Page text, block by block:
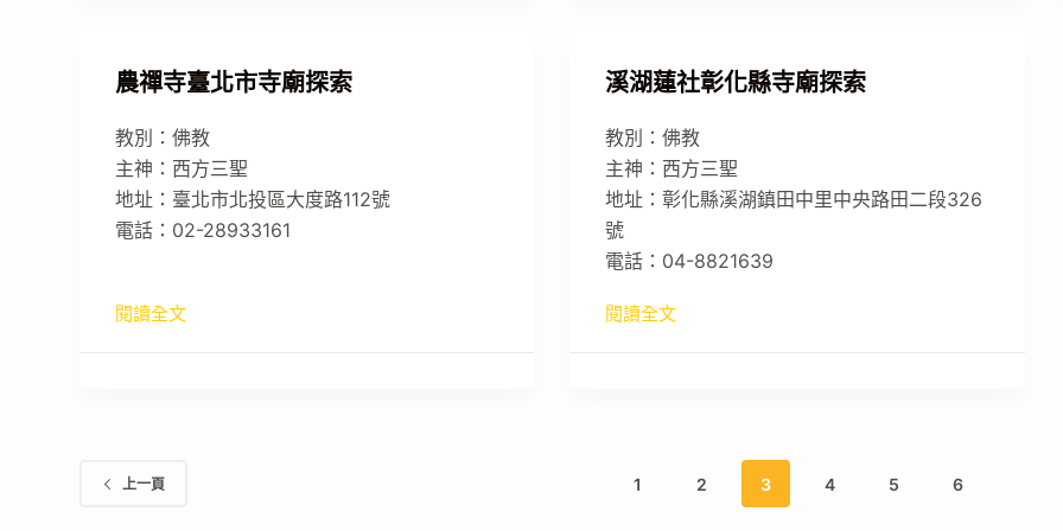
農禪寺臺北市寺廟探索
教別：佛教
主神：西方三聖
地址：臺北市北投區大度路112號
電話：02-28933161
閱讀全文
溪湖蓮社彰化縣寺廟探索
教別：佛教
主神：西方三聖
地址：彰化縣溪湖鎮田中里中央路田二段326
號
電話：04-8821639
閱讀全文
上一頁 1 2 3 4 5 6